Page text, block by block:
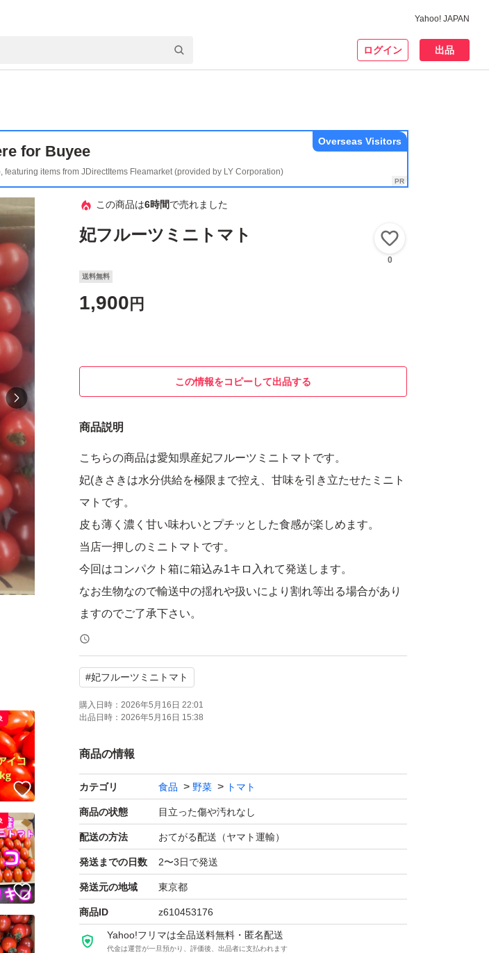
Yahoo! JAPAN
ログイン 出品
for Buyee
items from JDirectItems Fleamarket (provided by LY Corporation)
Overseas Visitors
この商品は6時間で売れました
妃フルーツミニトマト
0
送料無料
1,900 円
この情報をコピーして出品する
商品説明
こちらの商品は愛知県産妃フルーツミニトマトです。
妃(きさきは水分供給を極限まで控え、甘味を引き立たせたミニト
マトです。
皮も薄く濃く甘い味わいとプチッとした食感が楽しめます。
当店一押しのミニトマトです。
今回はコンパクト箱に箱込み1キロ入れて発送します。
なお生物なので輸送中の揺れや扱いにより割れ等出る場合があり
ますのでご了承下さい。
東京発送しますので翌日到着出来る方でお願いします。
#妃フルーツミニトマト
購入日時： 2026年5月16日 22:01
出品日時： 2026年5月16日 15:38
商品の情報
カテゴリ 食品 野菜 トマト
商品の状態 目立った傷や汚れなし
配送の方法 おてがる配送（ヤマト運輸）
発送までの日数 2〜3日で発送
発送元の地域 東京都
商品ID z610453176
Yahoo!フリマは全品送料無料・匿名配送
代金は運営が一旦預かり、評価後、出品者に支払われます
いいね！
いいね！